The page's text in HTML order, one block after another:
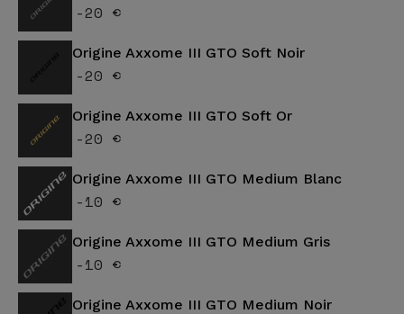
-20 €
Origine Axxome III GTO Soft Noir
-20 €
Origine Axxome III GTO Soft Or
-20 €
Origine Axxome III GTO Medium Blanc
-10 €
Origine Axxome III GTO Medium Gris
-10 €
Origine Axxome III GTO Medium Noir